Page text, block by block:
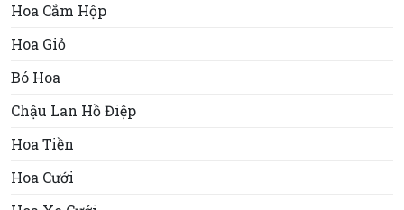
Hoa Cắm Hộp
Hoa Giỏ
Bó Hoa
Chậu Lan Hồ Điệp
Hoa Tiền
Hoa Cưới